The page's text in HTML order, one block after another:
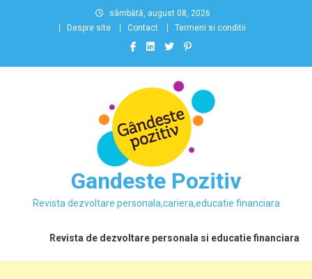
sâmbătă, august 08, 2026
Despre site
Contact Termeni si conditii
Gandeste Pozitiv
Revista dezvoltare personala,cariera,educatie financiara
Revista de dezvoltare personala si educatie financiara